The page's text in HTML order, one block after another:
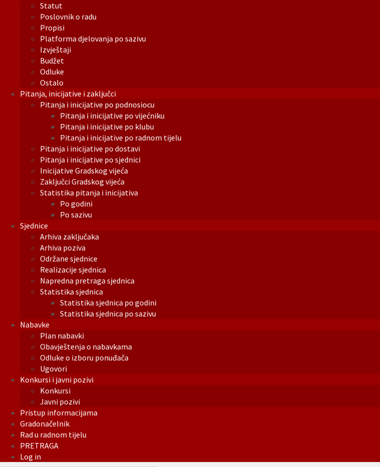
Statut
Poslovnik o radu
Propisi
Platforma djelovanja po sazivu
Izvještaji
Budžet
Odluke
Ostalo
Pitanja, inicijative i zaključci
Pitanja i inicijative po podnosiocu
Pitanja i inicijative po vijećniku
Pitanja i inicijative po klubu
Pitanja i inicijative po radnom tijelu
Pitanja i inicijative po dostavi
Pitanja i inicijative po sjednici
Inicijative Gradskog vijeća
Zaključci Gradskog vijeća
Statistika pitanja i inicijativa
Po godini
Po sazivu
Sjednice
Arhiva zaključaka
Arhiva poziva
Održane sjednice
Realizacije sjednica
Napredna pretraga sjednica
Statistika sjednica
Statistika sjednica po godini
Statistika sjednica po sazivu
Nabavke
Plan nabavki
Obavještenja o nabavkama
Odluke o izboru ponuđača
Ugovori
Konkursi i javni pozivi
Konkursi
Javni pozivi
Pristup informacijama
Gradonačelnik
Rad u radnom tijelu
PRETRAGA
Log in